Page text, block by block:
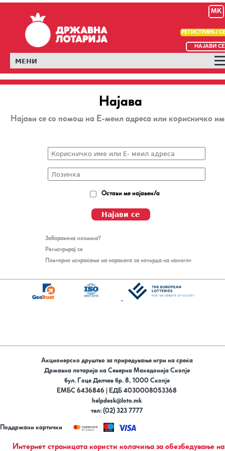
MK
РЕГИСТРИРАЈ
НАЈАВИ СЕ
МЕНИ
Интернет страницата користи колачиња за обезбедување на
Најава
Најави се со помош на Е-меил адреса или корисничко
Остави ме најавен/а
Заборавена лозинка?
Регистрирај се
Повторно испраќање на пораката за потврда на налогот
Акционерско друштво за приредување игри на среќа
Државна лотарија на Северна Македонија Скопје
бул. Гоце Делчев бр. 8, 1000 Скопје
ЕМБС 6436846 | ЕДБ 4030008053368
helpdesk@loto.mk
тел: (02) 323 7777
Поддржани картички